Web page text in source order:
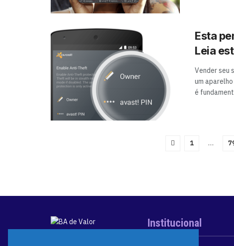
Esta
Leia
Vender seu
um
é
1 …
Institucional